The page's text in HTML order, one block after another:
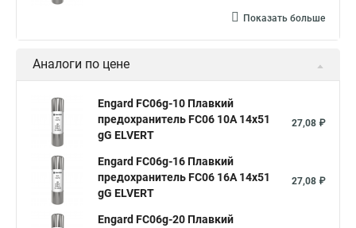
Показать больше
Аналоги по цене
Engard FC06g-10 Плавкий
предохранитель FС06 10A 14x51
gG ELVERT
27,08 ₽
Engard FC06g-16 Плавкий
предохранитель FС06 16A 14x51
gG ELVERT
27,08 ₽
Engard FC06g-20 Плавкий